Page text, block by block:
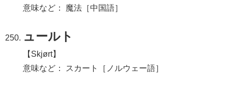
意味など： 魔法［中国語］
ュールト
【Skjørt】
意味など： スカート［ノルウェー語］